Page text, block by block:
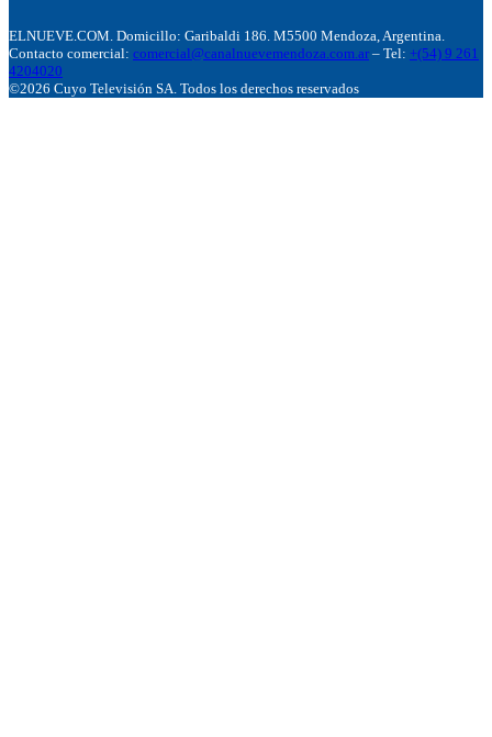
ELNUEVE.COM. Domicillo: Garibaldi 186. M5500 Mendoza, Argentina.
Contacto comercial: comercial@canalnuevemendoza.com.ar – Tel: +(54) 9 261
4204020
©2026 Cuyo Televisión SA. Todos los derechos reservados